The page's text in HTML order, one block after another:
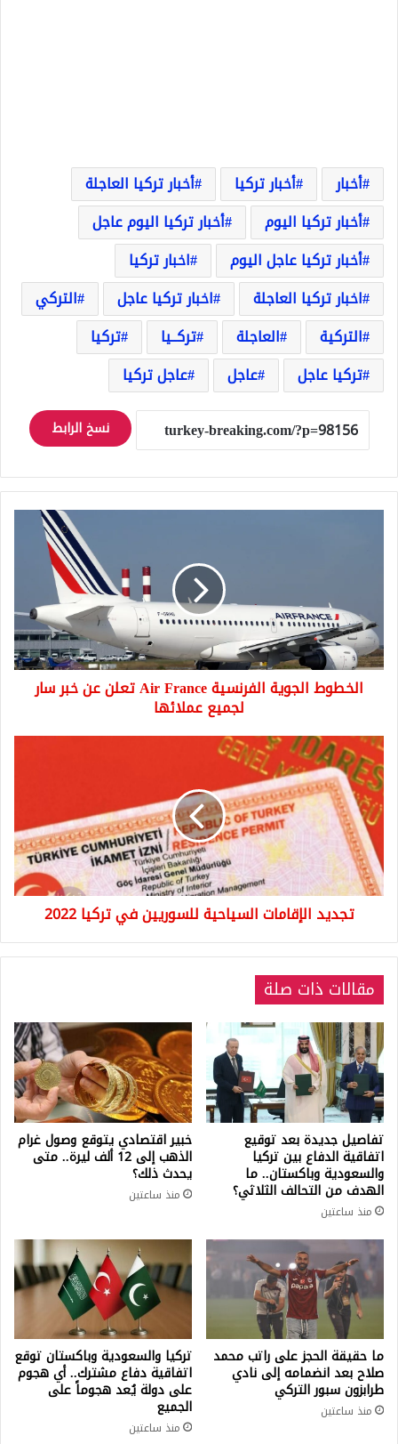
أخبار أخبار تركيا
أخبار تركيا العاجلة
أخبار تركيا اليوم
أخبار تركيا اليوم عاجل
أخبار تركيا عاجل اليوم
اخبار تركيا
اخبار تركيا العاجلة
اخبار تركيا عاجل
التركي
التركية
العاجلة تركــيا
تركيا
تركيا عاجل
عاجل عاجل تركيا
نسخ الرابط
تعلن
عن
خبر
سار
لجميع
الخطوط الجوية الفرنسية Air France تعلن عن خبر سار
لجميع عملائها
تجديد
الإقامات
السياحية
للسوريين
في
تركيا
2022
تجديد الإقامات السياحية للسوريين في تركيا 2022
مقالات ذات صلة
تفاصيل جديدة بعد توقيع
اتفاقية الدفاع بين تركيا
والسعودية وباكستان.. ما
الهدف من التحالف الثلاثي؟
منذ ساعتين
خبير اقتصادي يتوقع وصول غرام
الذهب إلى 12 ألف ليرة.. متى
يحدث ذلك؟
منذ ساعتين
ما حقيقة الحجز على راتب محمد
صلاح بعد انضمامه إلى نادي
طرابزون سبور التركي
منذ ساعتين
تركيا والسعودية وباكستان توقع
اتفاقية دفاع مشترك.. أي هجوم
على دولة يُعد هجوماً على
الجميع
منذ ساعتين